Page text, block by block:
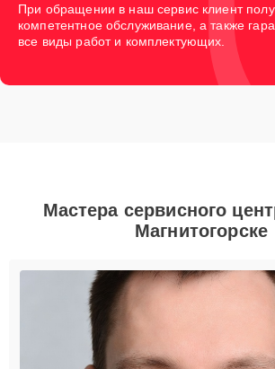
При обращении в наш сервис клиент
компетентное обслуживание, а также
все виды работ и комплектующих.
Мастера сервисного
Магнитогорске